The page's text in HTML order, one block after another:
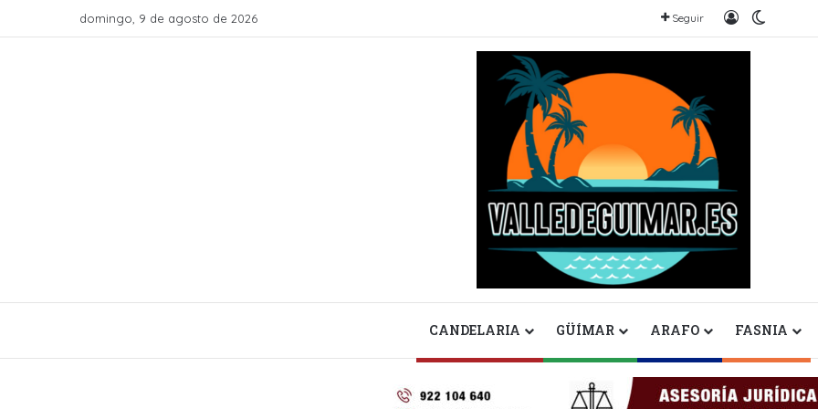
domingo, 9 de agosto de 2026 Seguir Iniciar sesión
Switch
CANDELARIA GÜÍMAR ARAFO FASNIA